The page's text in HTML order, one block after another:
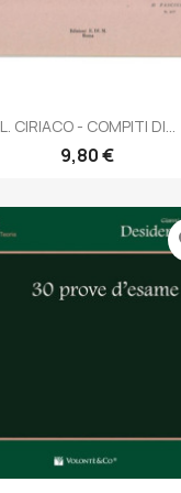
Anteprima
L. CIRIACO - COMPITI DI...
9,80 €